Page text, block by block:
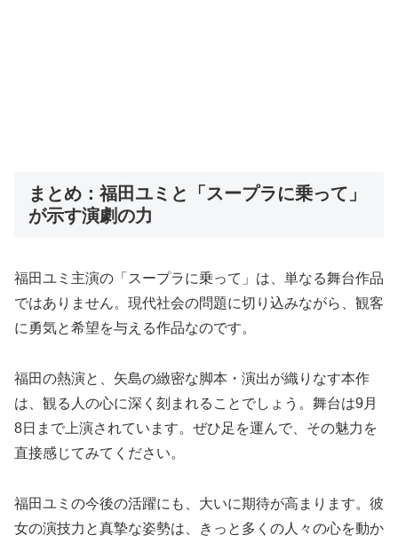
まとめ：福田ユミと「スープラに乗って」
が示す演劇の力
福田ユミ主演の「スープラに乗って」は、単なる舞台作品
ではありません。現代社会の問題に切り込みながら、観客
に勇気と希望を与える作品なのです。
福田の熱演と、矢島の緻密な脚本・演出が織りなす本作
は、観る人の心に深く刻まれることでしょう。舞台は9月
8日まで上演されています。ぜひ足を運んで、その魅力を
直接感じてみてください。
福田ユミの今後の活躍にも、大いに期待が高まります。彼
女の演技力と真摯な姿勢は、きっと多くの人々の心を動か